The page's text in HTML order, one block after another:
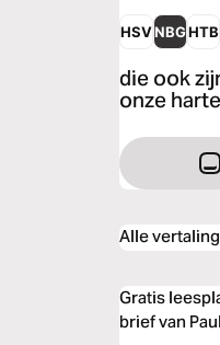
HSVNBGHTB
die ook
onze
Alle
Gratis
brief van